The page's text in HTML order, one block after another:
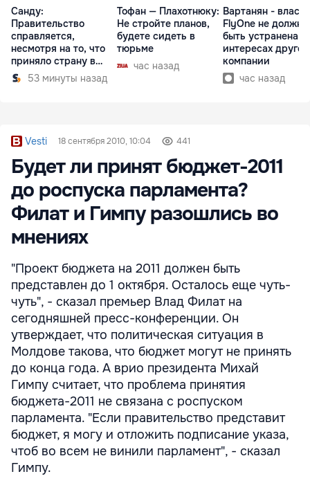
Санду:
Правительство
справляется,
несмотря на то, что
приняло страну в
разгар кризиса
53 минуты назад
Тофан — Плахотнюку:
Не стройте планов,
будете сидеть в
тюрьме
час назад
Вартанян -
FlyOne не должна
быть устранена в
интересах другой
компании
час назад
Vesti 18 сентября 2010, 10:04 441
Будет ли принят бюджет-2011
до роспуска парламента?
Филат и Гимпу разошлись во
мнениях
"Проект бюджета на 2011 должен быть
представлен до 1 октября. Осталось еще чуть-
чуть", - сказал премьер Влад Филат на
сегодняшней пресс-конференции. Он
утверждает, что политическая ситуация в
Молдове такова, что бюджет могут не принять
до конца года. А врио президента Михай
Гимпу считает, что проблема принятия
бюджета-2011 не связана с роспуском
парламента. "Если правительство представит
бюджет, я могу и отложить подписание указа,
чтоб во всем не винили парламент", - сказал
Гимпу.